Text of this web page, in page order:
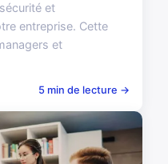
et
entreprise. Cette
et
5 min de lecture →